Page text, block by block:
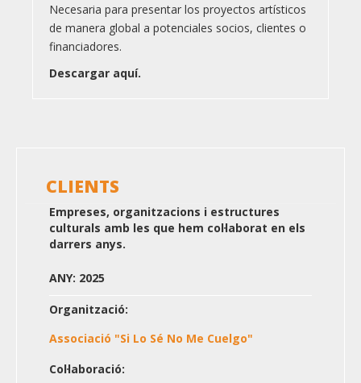
Necesaria para presentar los proyectos artísticos
de manera global a potenciales socios, clientes o
financiadores.
Descargar aquí.
CLIENTS
Empreses, organitzacions i estructures
culturals amb les que hem col·laborat en els
darrers anys.
ANY: 2025
Organització:
Associació "Si Lo Sé No Me Cuelgo"
Col·laboració: